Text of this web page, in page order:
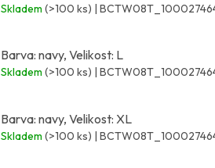
Skladem (>100 ks) |
Barva: navy, Velikost: L
Skladem (>100 ks) |
Barva: navy, Velikost: XL
Skladem (>100 ks) |